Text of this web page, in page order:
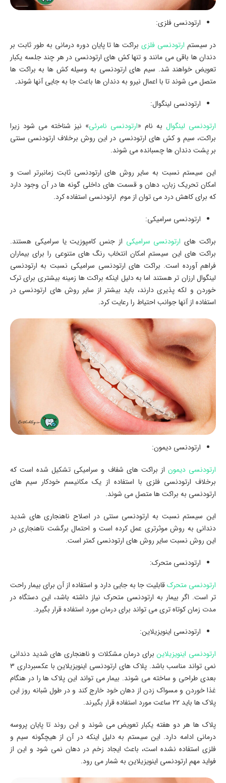
ارتودنسی فلزی:
در سیستم ارتودنسی فلزیبراکت ها تا پایان دوره درمانی به طور ثابت بر
دندان ها باقی می مانند و تنها کش های ارتودنسی در هر چند جلسه یکبار
تعویض خواهند شد. سیم های ارتودنسی به وسیله کش ها به براکت ها
متصل می شوند تا با اعمال نیرو به دندان ها باعث جا به جایی آنها شوند.
ارتودنسی لینگوال:
ارتودنسی لینگوال به نام «ارتودنسی نامرئی» نیز شناخته می شود زیرا
براکت، سیم و کش های ارتودنسی در این روش برخلاف ارتودنسی سنتی
بر پشت دندان ها چسبانده می شوند.
این سیستم نسبت به سایر روش های ارتودنسی ثابت زمانبرتر است و
امکان تحریک زبان، دهان و قسمت های داخلی گونه ها در آن وجود دارد
که برای کاهش درد می توان از موم ارتودنسی استفاده کرد.
ارتودنسی سرامیکی:
براکت های ارتودنسی سرامیکی از جنس کامپوزیت یا سرامیکی هستند.
براکت های این سیستم امکان انتخاب رنگ های متنوعی را برای بیماران
فراهم آورده است. براکت های ارتودنسی سرامیکی نسبت به ارتودنسی
لینگوال ارزان تر هستند اما به دلیل اینکه براکت ها زمینه بیشتری برای ترک
خوردن و لکه پذیری دارند، باید بیشتر از سایر روش های ارتودنسی در
استفاده از آنها جوانب احتیاط را رعایت کرد.
ارتودنسی دیمون:
ارتودنسی دیمون از براکت های شفاف و سرامیکی تشکیل شده است که
برخلاف ارتودنسی فلزی با استفاده از یک مکانیسم خودکار سیم های
ارتودنسی به براکت ها متصل می شوند.
این سیستم نسبت به ارتودنسی سنتی در اصلاح ناهنجاری های شدید
دندانی به روش موثرتری عمل کرده است و احتمال برگشت ناهنجاری در
این روش نسبت سایر روش های ارتودنسی کمتر است.
ارتودنسی متحرک:
ارتودنسی متحرکقابلیت جا به جایی دارد و استفاده از آن برای بیمار راحت
تر است. اگر بیمار به ارتودنسی متحرک نیاز داشته باشد، این دستگاه در
مدت زمان کوتاه تری می تواند برای درمان مورد استفاده قرار بگیرد.
ارتودنسی اینویزیلاین:
ارتودنسی اینویزیلاینبرای درمان مشکلات و ناهنجاری های شدید دندانی
نمی تواند مناسب باشد. پلاک های ارتودنسی اینویزیلاین با عکسبرداری ۳
بعدی طراحی و ساخته می شوند. بیمار می تواند این پلاک ها را در هنگام
غذا خوردن و مسواک زدن از دهان خود خارج کند و در طول شبانه روز این
پلاک ها باید ۲۲ ساعت مورد استفاده قرار بگیرند.
پلاک ها هر دو هفته یکبار تعویض می شوند و این روند تا پایان پروسه
درمانی ادامه دارد. این سیستم به دلیل اینکه در آن از هیچگونه سیم و
فلزی استفاده نشده است، باعث ایجاد زخم در دهان نمی شود و این از
فواید مهم ارتودنسی اینویزیلاین به شمار می رود.